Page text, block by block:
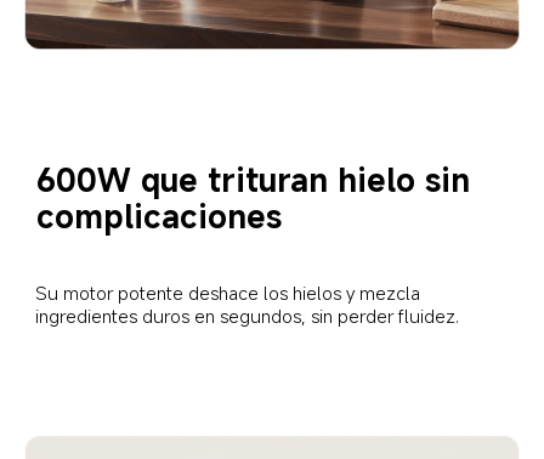
600W que trituran hielo sin
complicaciones
Su motor potente deshace los hielos y mezcla
ingredientes duros en segundos, sin perder fluidez.